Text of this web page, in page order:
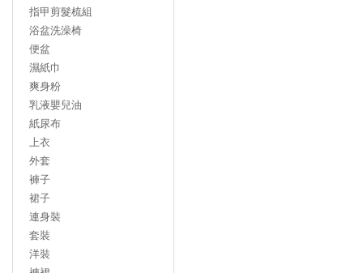
指甲剪髮梳組
浴盆洗澡椅
便盆
濕紙巾
爽身粉
乳液嬰兒油
紙尿布
上衣
外套
褲子
裙子
連身裝
套裝
洋裝